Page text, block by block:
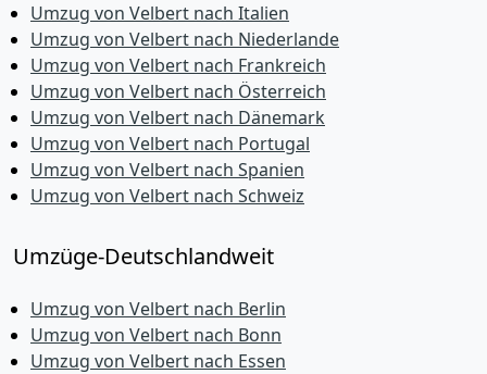
Umzug von Velbert nach Italien
Umzug von Velbert nach Niederlande
Umzug von Velbert nach Frankreich
Umzug von Velbert nach Österreich
Umzug von Velbert nach Dänemark
Umzug von Velbert nach Portugal
Umzug von Velbert nach Spanien
Umzug von Velbert nach Schweiz
Umzüge-Deutschlandweit
Umzug von Velbert nach Berlin
Umzug von Velbert nach Bonn
Umzug von Velbert nach Essen